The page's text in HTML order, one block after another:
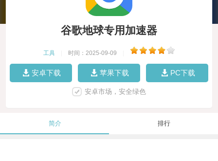
谷歌地球专用加速器
工具 时间：2025-09-09
安卓下载 苹果下载 PC下载
安卓市场，安全绿色
简介 排行